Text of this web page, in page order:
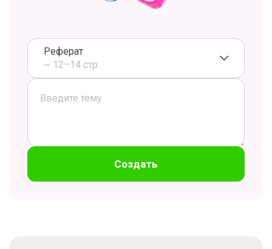
Реферат
~ 12–14 стр.
Создать